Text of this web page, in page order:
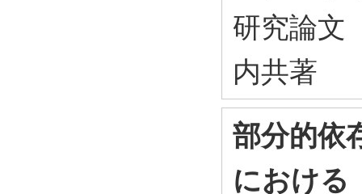
研究論文
内共著
部分的依
における